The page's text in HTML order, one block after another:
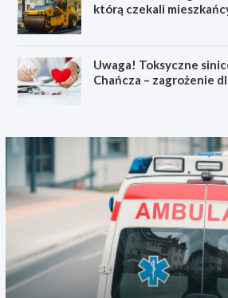
którą czekali
Uwaga! Toksyczne
Chańcza – zagrożenie